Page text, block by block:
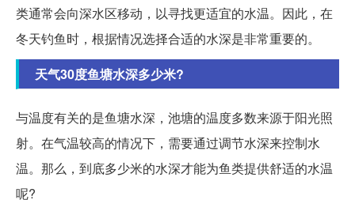
类通常会向深水区移动，以寻找更适宜的水温。因此，在
冬天钓鱼时，根据情况选择合适的水深是非常重要的。
天气30度鱼塘水深多少米?
与温度有关的是鱼塘水深，池塘的温度多数来源于阳光照
射。在气温较高的情况下，需要通过调节水深来控制水
温。那么，到底多少米的水深才能为鱼类提供舒适的水温
呢?